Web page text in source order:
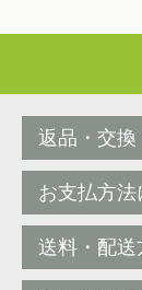
返品・交換
お支払方法
送料・配送